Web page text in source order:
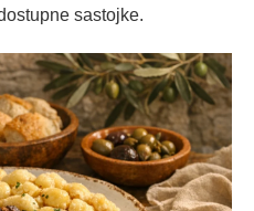
sastojke.